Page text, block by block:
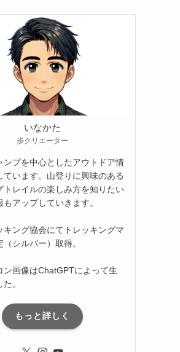
いなかた
歩クリエーター
ンプを中心としたアウトドア情
ています。山登りに興味のある
トレイルの楽しみ方を知りたい
もアップしていきます。
キング協会にてトレッキングマ
（シルバー）取得。
ン画像はChatGPTによって生
。
もっと詳しく